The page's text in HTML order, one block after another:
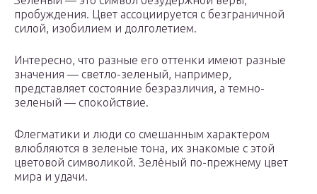
пробуждения. Цвет ассоциируется с безграничной
силой, изобилием и долголетием.
Интересно, что разные его оттенки имеют разные
значения — светло-зеленый, например,
представляет состояние безразличия, а темно-
зеленый — спокойствие.
Флегматики и люди со смешанным характером
влюбляются в зеленые тона, их знакомые с этой
цветовой символикой. Зелёный по-прежнему цвет
мира и удачи.